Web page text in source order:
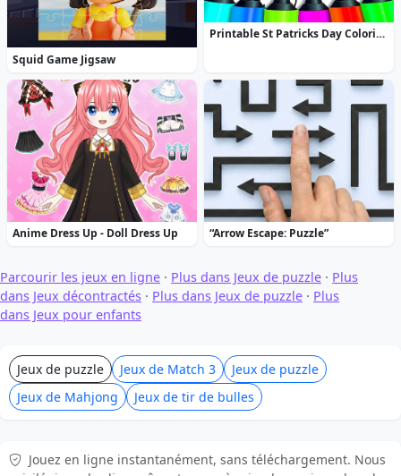
Squid Game Jigsaw
Printable St Patricks Day Coloring Pages
Anime Dress Up - Doll Dress Up “Arrow Escape: Puzzle”
Parcourir les jeux en ligne · Plus dans Jeux de puzzle · Plus
dans Jeux décontractés · Plus dans Jeux de puzzle · Plus
dans Jeux pour enfants
Jeux de puzzle Jeux de Match 3
Jeux de puzzle
Jeux de Mahjong
Jeux de tir de bulles
Jouez en ligne instantanément, sans téléchargement. Nous